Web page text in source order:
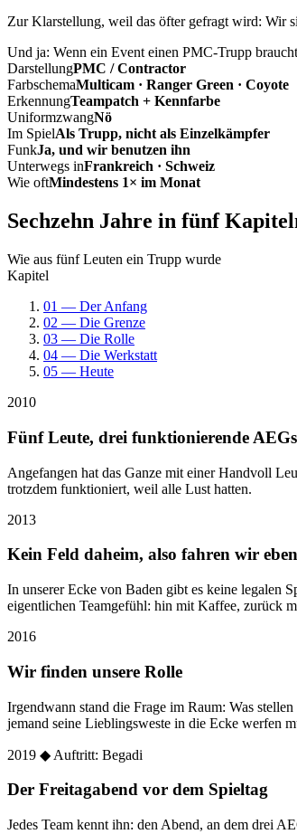
Zur Klarstellung, weil das öfter gefragt wird: Wir
Und ja: Wenn ein Event einen PMC-Trupp
DarstellungPMC / Contractor
FarbschemaMulticam · Ranger Green · Coyote
ErkennungTeampatch + Kennfarbe
UniformzwangNö
Im SpielAls Trupp, nicht als Einzelkämpfer
FunkJa, und wir benutzen ihn
Unterwegs inFrankreich · Schweiz
Wie oftMindestens 1× im Monat
Sechzehn Jahre in fünf
Wie aus fünf Leuten ein Trupp wurde
Kapitel
01 — Der Anfang
02 — Die Grenze
03 — Die Rolle
04 — Die Werkstatt
05 — Heute
2010
Fünf Leute, drei funktionierende AEGs
Angefangen hat das Ganze mit einer Handvoll
trotzdem funktioniert, weil alle Lust hatten.
2013
Kein Feld daheim, also fahren wir eben
In unserer Ecke von Baden gibt es keine legalen
eigentlichen Teamgefühl: hin mit Kaffee, zurück
2016
Wir finden unsere Rolle
Irgendwann stand die Frage im Raum: Was
jemand seine Lieblingsweste in die Ecke werfen
2019 ◆ Auftritt: Begadi
Der Freitagabend vor dem Spieltag
Jedes Team kennt ihn: den Abend, an dem drei